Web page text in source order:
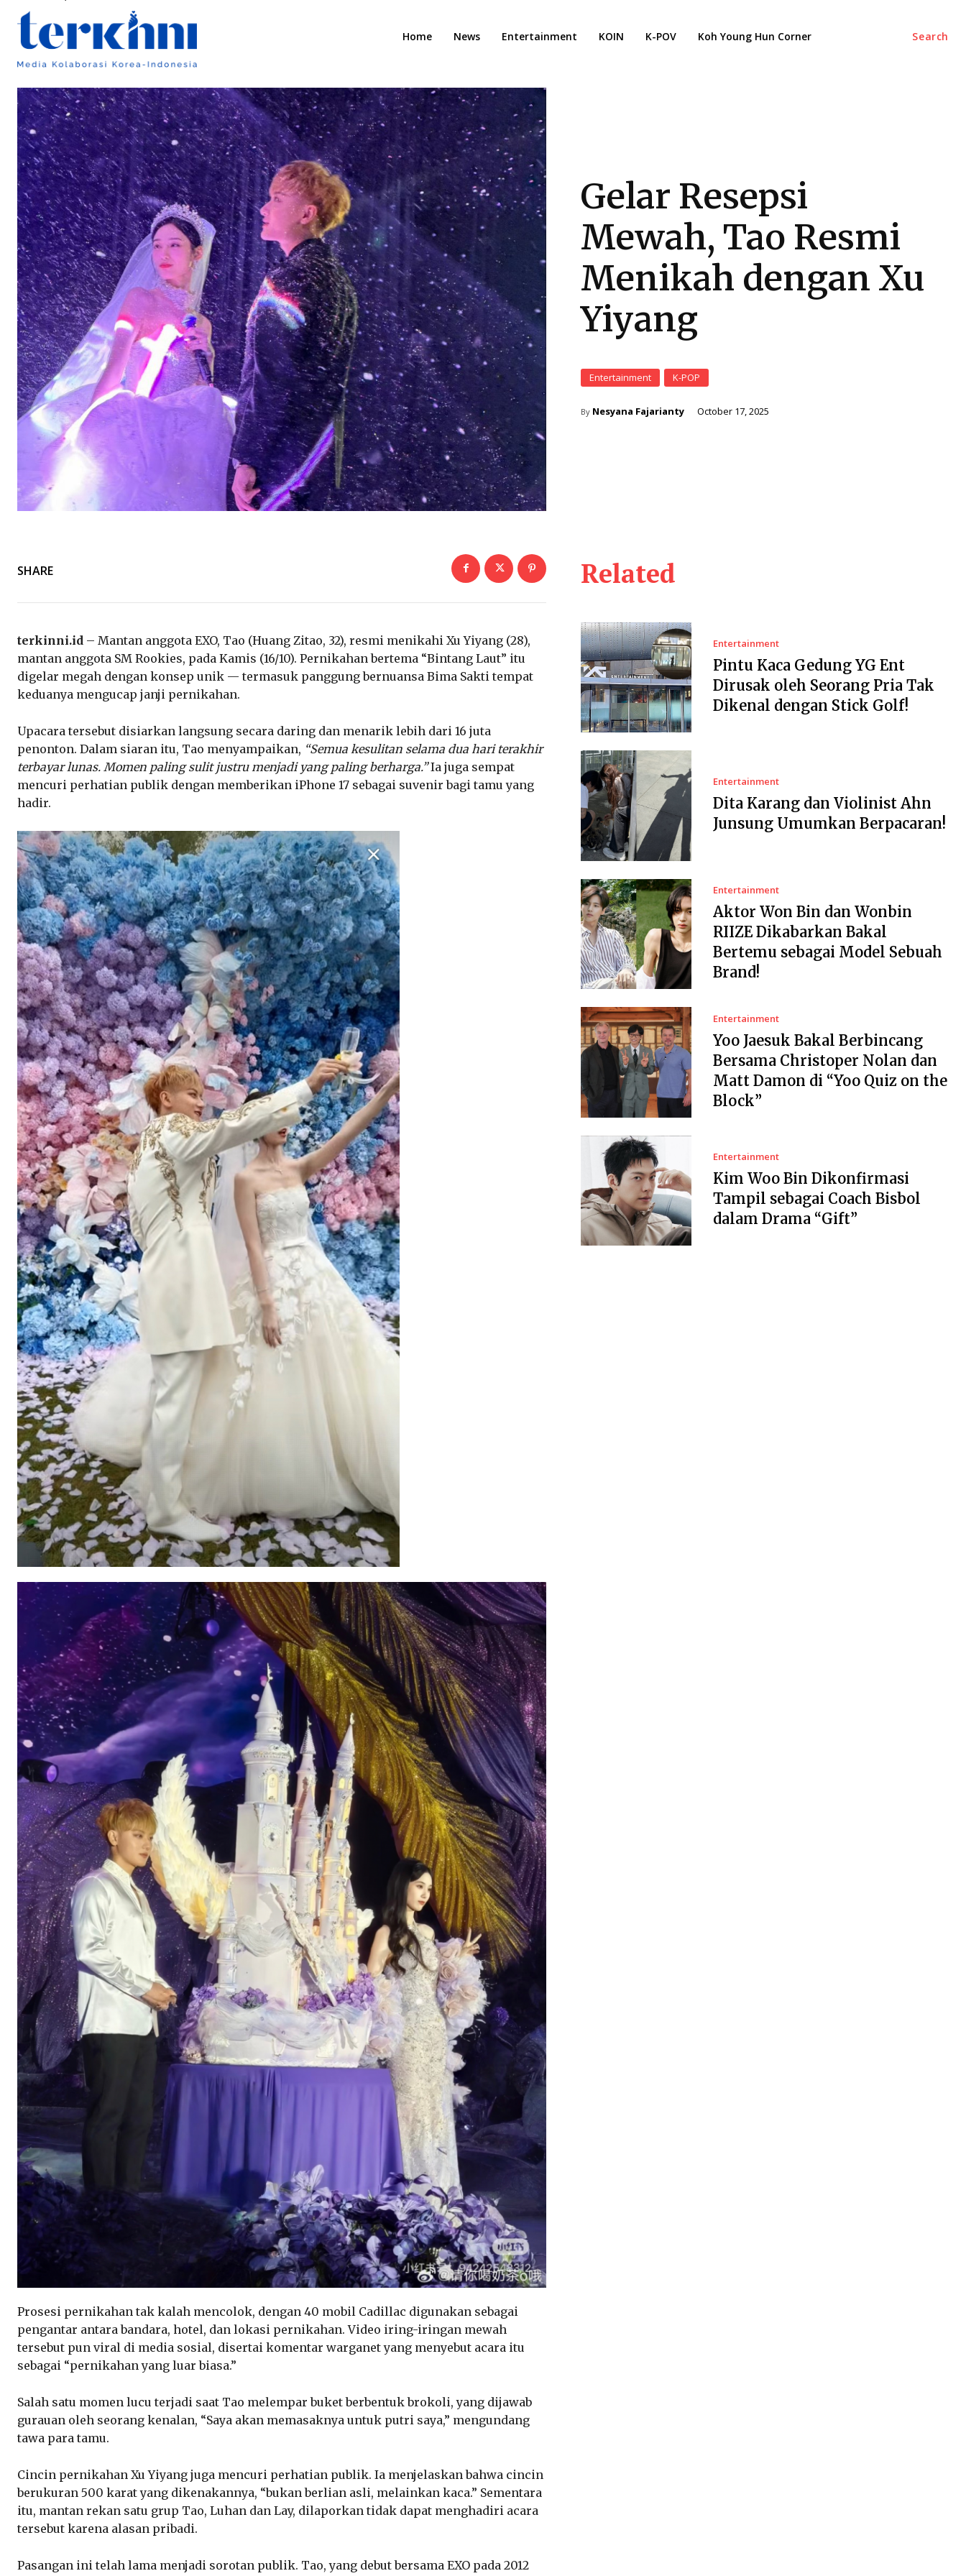
Search
Home News Entertainment KOIN K-POV Koh Young Hun Corner
Gelar Resepsi
Mewah, Tao Resmi
Menikah dengan Xu
Yiyang
Entertainment K-POP
By Nesyana Fajarianty October 17, 2025
SHARE
terkinni.id – Mantan anggota EXO, Tao (Huang Zitao, 32), resmi menikahi Xu Yiyang (28),
mantan anggota SM Rookies, pada Kamis (16/10). Pernikahan bertema “Bintang Laut” itu
digelar megah dengan konsep unik — termasuk panggung bernuansa Bima Sakti tempat
keduanya mengucap janji pernikahan.
Upacara tersebut disiarkan langsung secara daring dan menarik lebih dari 16 juta
penonton. Dalam siaran itu, Tao menyampaikan, “Semua kesulitan selama dua hari terakhir
terbayar lunas. Momen paling sulit justru menjadi yang paling berharga.”Ia juga sempat
mencuri perhatian publik dengan memberikan iPhone 17 sebagai suvenir bagi tamu yang
hadir.
Prosesi pernikahan tak kalah mencolok, dengan 40 mobil Cadillac digunakan sebagai
pengantar antara bandara, hotel, dan lokasi pernikahan. Video iring-iringan mewah
tersebut pun viral di media sosial, disertai komentar warganet yang menyebut acara itu
sebagai “pernikahan yang luar biasa.”
Salah satu momen lucu terjadi saat Tao melempar buket berbentuk brokoli, yang dijawab
gurauan oleh seorang kenalan, “Saya akan memasaknya untuk putri saya,” mengundang
tawa para tamu.
Cincin pernikahan Xu Yiyang juga mencuri perhatian publik. Ia menjelaskan bahwa cincin
berukuran 500 karat yang dikenakannya, “bukan berlian asli, melainkan kaca.” Sementara
itu, mantan rekan satu grup Tao, Luhan dan Lay, dilaporkan tidak dapat menghadiri acara
tersebut karena alasan pribadi.
Pasangan ini telah lama menjadi sorotan publik. Tao, yang debut bersama EXO pada 2012
Related
Entertainment
Pintu Kaca Gedung YG Ent
Dirusak oleh Seorang Pria Tak
Dikenal dengan Stick Golf!
Entertainment
Dita Karang dan Violinist Ahn
Junsung Umumkan Berpacaran!
Entertainment
Aktor Won Bin dan Wonbin
RIIZE Dikabarkan Bakal
Bertemu sebagai Model Sebuah
Brand!
Entertainment
Yoo Jaesuk Bakal Berbincang
Bersama Christoper Nolan dan
Matt Damon di “Yoo Quiz on the
Block”
Entertainment
Kim Woo Bin Dikonfirmasi
Tampil sebagai Coach Bisbol
dalam Drama “Gift”